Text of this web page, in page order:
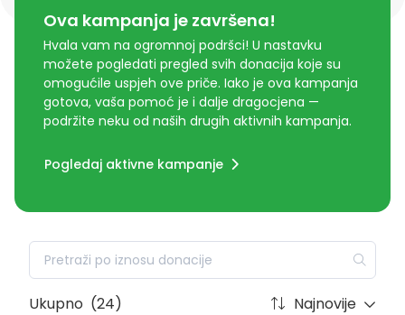
Ova kampanja je završena!
Hvala vam na ogromnoj podršci! U nastavku
možete pogledati pregled svih donacija koje su
omogućile uspjeh ove priče. Iako je ova kampanja
gotova, vaša pomoć je i dalje dragocjena —
podržite neku od naših drugih aktivnih kampanja.
Pogledaj aktivne kampanje
Ukupno (24) Najnovije